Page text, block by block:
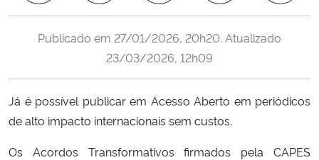
Ministério do Desenvolvimento Regional
Controladoria-Geral da União
Publicado em 27/01/2026, 20h20. Atualizado
23/03/2026, 12h09
Já é possível publicar em Acesso Aberto em periódicos
de alto impacto internacionais sem custos.
Os Acordos Transformativos firmados pela CAPES